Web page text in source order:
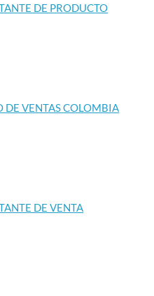
DE PRODUCTO
DE VENTAS COLOMBIA
DE VENTA